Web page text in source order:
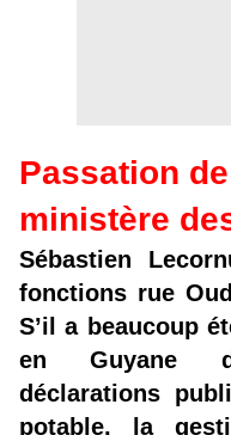
Passation
ministère
Sébastien
fonctions rue
S’il a beaucoup
en Guyane
déclarations
potable, la